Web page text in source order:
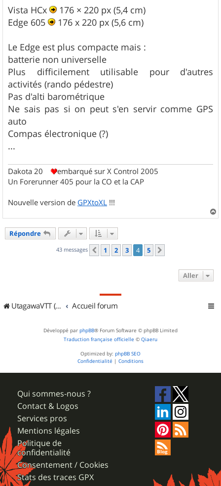
s
s
a
Vista HCx
176 × 220 px (5,4 cm)
Edge 605
176 x 220 px (5,6 cm)
Le Edge est plus compacte mais :
batterie non universelle
Plus difficilement utilisable pour d'autres
activités (rando pédestre)
Pas d'alti barométrique
Ne sais pas si on peut s'en servir comme GPS
auto
Compas électronique (?)
...
Dakota 20
embarqué sur X Control 2005
Un Forerunner 405 pour la CO et la CAP
Nouvelle version de GPXtoXL !!!
a
Répondre
43 messages Précédent
1 2 3 4 5
Aller
UtagawaVTT (Randos VTT et VTTAE avec traces GPS) Accueil forum
Développé par phpBB® Forum Software © phpBB Limited
Traduction française officielle © Qiaeru
Optimized by: phpBB SEO
Confidentialité | Conditions
Qui sommes-nous ?
Contact & Logos
Services pros
Mentions légales
Politique de
confidentialité
Consentement / Cookies
Stats des traces GPX